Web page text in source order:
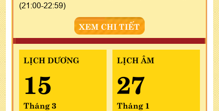
(21:00-22:59)
XEM CHI TIẾT
LỊCH DƯƠNG
15
Tháng 3
LỊCH ÂM
27
Tháng 1